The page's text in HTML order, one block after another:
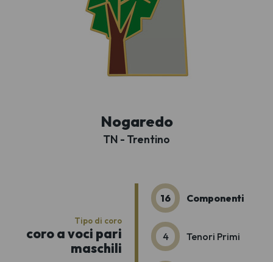
Nogaredo
TN - Trentino
Tipo di coro
coro a voci pari
maschili
16 Componenti
4 Tenori Primi